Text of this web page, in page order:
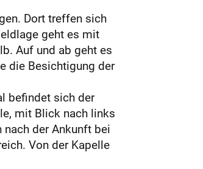
Dort treffen sich
geht es mit
Auf und ab geht es
die Besichtigung der
befindet sich der
mit Blick nach links
der Ankunft bei
Von der Kapelle